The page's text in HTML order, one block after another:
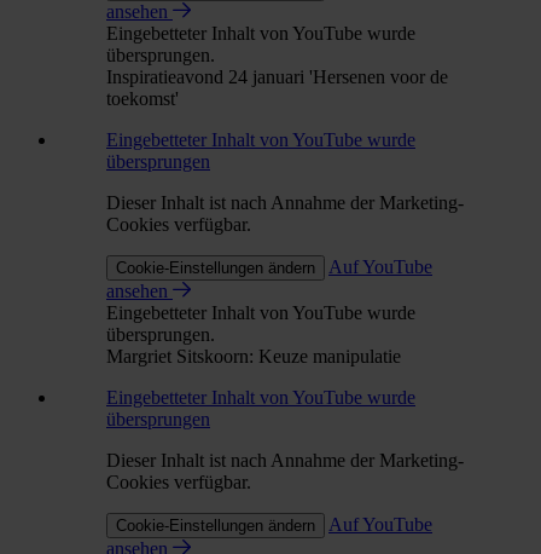
ansehen
Eingebetteter Inhalt von YouTube wurde
übersprungen.
Inspiratieavond 24 januari 'Hersenen voor de
toekomst'
Eingebetteter Inhalt von YouTube wurde
übersprungen
Dieser Inhalt ist nach Annahme der Marketing-
Cookies verfügbar.
Cookie-Einstellungen ändern
Auf YouTube
ansehen
Eingebetteter Inhalt von YouTube wurde
übersprungen.
Margriet Sitskoorn: Keuze manipulatie
Eingebetteter Inhalt von YouTube wurde
übersprungen
Dieser Inhalt ist nach Annahme der Marketing-
Cookies verfügbar.
Cookie-Einstellungen ändern
Auf YouTube
ansehen